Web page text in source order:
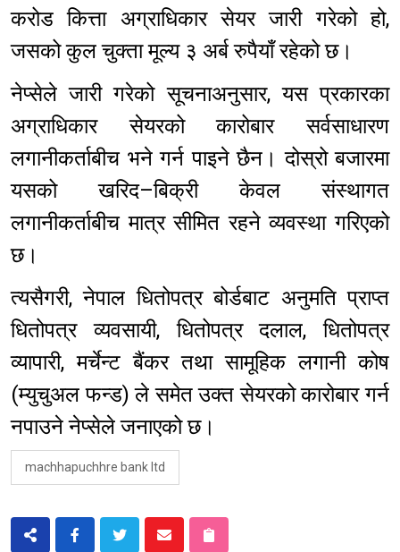
करोड कित्ता अग्राधिकार सेयर जारी गरेको हो,
जसको कुल चुक्ता मूल्य ३ अर्ब रुपैयाँ रहेको छ।
नेप्सेले जारी गरेको सूचनाअनुसार, यस प्रकारका
अग्राधिकार सेयरको कारोबार सर्वसाधारण
लगानीकर्ताबीच भने गर्न पाइने छैन। दोस्रो बजारमा
यसको खरिद–बिक्री केवल संस्थागत
लगानीकर्ताबीच मात्र सीमित रहने व्यवस्था गरिएको
छ।
त्यसैगरी, नेपाल धितोपत्र बोर्डबाट अनुमति प्राप्त
धितोपत्र व्यवसायी, धितोपत्र दलाल, धितोपत्र
व्यापारी, मर्चेन्ट बैंकर तथा सामूहिक लगानी कोष
(म्युचुअल फन्ड) ले समेत उक्त सेयरको कारोबार गर्न
नपाउने नेप्सेले जनाएको छ।
machhapuchhre bank ltd